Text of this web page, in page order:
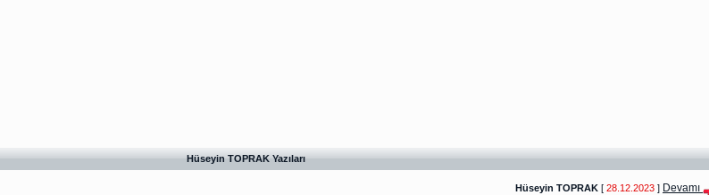
Hüseyin TOPRAK Yazıları
Hüseyin TOPRAK [ 28.12.2023 ] Devamı